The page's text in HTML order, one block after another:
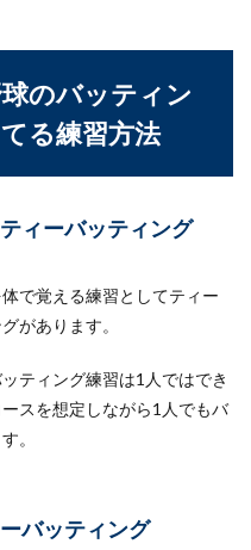
のバッティン
る練習方法
ィーバッティング
で覚える練習としてティー
があります。
ティング練習は1人ではでき
スを想定しながら1人でもバ
。
バッティング